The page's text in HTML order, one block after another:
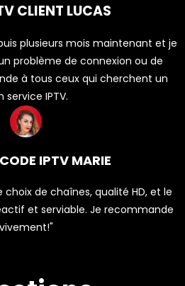
CLIENT LUCAS
plusieurs mois maintenant et je
problème de connexion ou de
à tous ceux qui cherchent un
service IPTV.
IPTV MARIE
choix de chaînes, qualité HD, et le
et serviable. Je recommande
vivement!"